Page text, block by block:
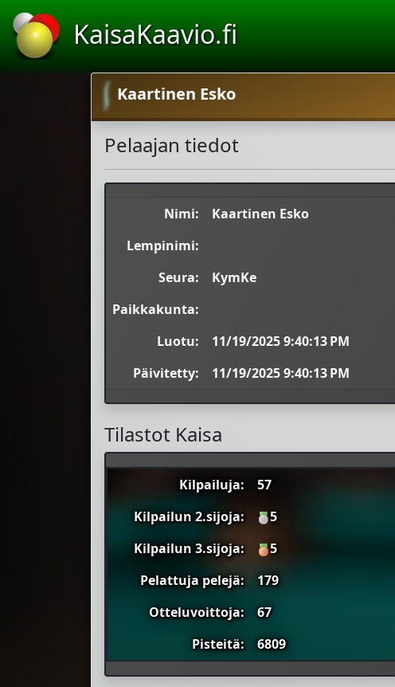
KaisaKaavio.fi
Kaartinen Esko
Pelaajan tiedot
Nimi:
Kaartinen Esko
Lempinimi:
Seura:
KymKe
Paikkakunta:
Luotu:
11/19/2025 9:40:13 PM
Päivitetty:
11/19/2025 9:40:13 PM
Tilastot Kaisa
Kilpailuja: 57
Kilpailun 2.sijoja:
5
Kilpailun 3.sijoja:
5
Pelattuja pelejä:
179
Otteluvoittoja:
67
Pisteitä:
6809